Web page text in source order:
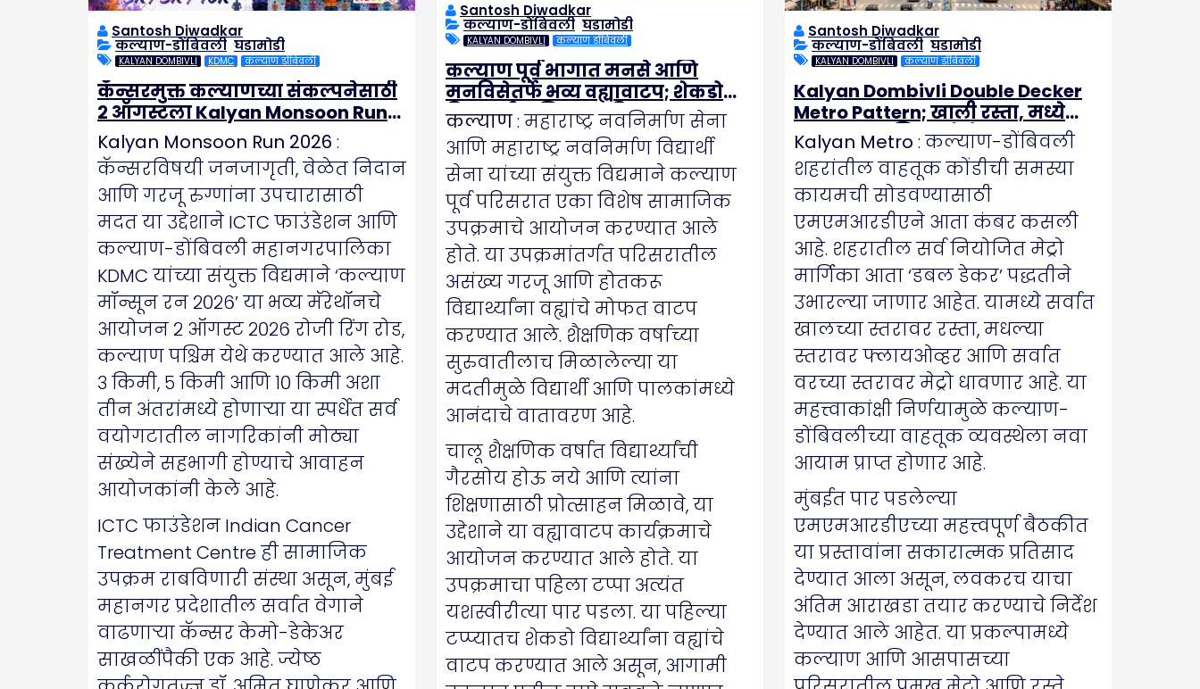
Santosh Diwadkar
कल्याण-डोंबिवली घडामोडी
KALYAN DOMBIVLI KDMC कल्याण डोंबिवली
कॅन्सरमुक्त कल्याणच्या संकल्पनेसाठी
२ ऑगस्टला Kalyan Monsoon Run
2026
Kalyan Monsoon Run 2026 :
कॅन्सरविषयी जनजागृती, वेळेत निदान
आणि गरजू रुग्णांना उपचारासाठी
मदत या उद्देशाने ICTC फाउंडेशन आणि
कल्याण-डोंबिवली महानगरपालिका
KDMC यांच्या संयुक्त विद्यमाने ‘कल्याण
मॉन्सून रन २०२६’ या भव्य मॅरेथॉनचे
आयोजन २ ऑगस्ट २०२६ रोजी रिंग रोड,
कल्याण पश्चिम येथे करण्यात आले आहे.
३ किमी, ५ किमी आणि १० किमी अशा
तीन अंतरांमध्ये होणाऱ्या या स्पर्धेत सर्व
वयोगटातील नागरिकांनी मोठ्या
संख्येने सहभागी होण्याचे आवाहन
आयोजकांनी केले आहे.
ICTC फाउंडेशन Indian Cancer
Treatment Centre ही सामाजिक
उपक्रम राबविणारी संस्था असून, मुंबई
महानगर प्रदेशातील सर्वात वेगाने
वाढणाऱ्या कॅन्सर केमो-डेकेअर
साखळींपैकी एक आहे. ज्येष्ठ
Santosh Diwadkar
कल्याण-डोंबिवली घडामोडी
KALYAN DOMBIVLI कल्याण डोंबिवली
कल्याण पूर्व भागात मनसे आणि
मनविसेतर्फे भव्य वह्यावाटप; शेकडो
विद्यार्थ्यांना मिळाला दिलासा
कल्याण: महाराष्ट्र नवनिर्माण सेना
आणि महाराष्ट्र नवनिर्माण विद्यार्थी
सेना यांच्या संयुक्त विद्यमाने कल्याण
पूर्व परिसरात एका विशेष सामाजिक
उपक्रमाचे आयोजन करण्यात आले
होते. या उपक्रमांतर्गत परिसरातील
असंख्य गरजू आणि होतकरू
विद्यार्थ्यांना वह्यांचे मोफत वाटप
करण्यात आले. शैक्षणिक वर्षाच्या
सुरुवातीलाच मिळालेल्या या
मदतीमुळे विद्यार्थी आणि पालकांमध्ये
आनंदाचे वातावरण आहे.
चालू शैक्षणिक वर्षात विद्यार्थ्यांची
गैरसोय होऊ नये आणि त्यांना
शिक्षणासाठी प्रोत्साहन मिळावे, या
उद्देशाने या वह्यावाटप कार्यक्रमाचे
आयोजन करण्यात आले होते. या
उपक्रमाचा पहिला टप्पा अत्यंत
यशस्वीरीत्या पार पडला. या पहिल्या
टप्प्यातच शेकडो विद्यार्थ्यांना वह्यांचे
वाटप करण्यात आले असून, आगामी
Santosh Diwadkar
कल्याण-डोंबिवली घडामोडी
KALYAN DOMBIVLI कल्याण डोंबिवली
Kalyan Dombivli Double Decker
Metro Pattern; ​खाली रस्ता, मध्ये
उड्डाणपूल आणि वर मेट्रो
​Kalyan Metro : कल्याण-डोंबिवली
शहरांतील वाहतूक कोंडीची समस्या
कायमची सोडवण्यासाठी
एमएमआरडीएने आता कंबर कसली
आहे. शहरातील सर्व नियोजित मेट्रो
मार्गिका आता ‘डबल डेकर’ पद्धतीने
उभारल्या जाणार आहेत. यामध्ये सर्वात
खालच्या स्तरावर रस्ता, मधल्या
स्तरावर फ्लायओव्हर आणि सर्वात
वरच्या स्तरावर मेट्रो धावणार आहे. या
महत्त्वाकांक्षी निर्णयामुळे कल्याण-
डोंबिवलीच्या वाहतूक व्यवस्थेला नवा
आयाम प्राप्त होणार आहे.
मुंबईत पार पडलेल्या
एमएमआरडीएच्या महत्त्वपूर्ण बैठकीत
या प्रस्तावांना सकारात्मक प्रतिसाद
देण्यात आला असून, लवकरच याचा
अंतिम आराखडा तयार करण्याचे निर्देश
देण्यात आले आहेत. या प्रकल्पामध्ये
कल्याण आणि आसपासच्या